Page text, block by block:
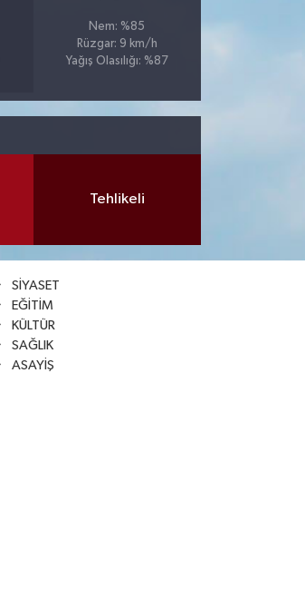
Nem: %85
Rüzgar: 9 km/h
Yağış Olasılığı: %87
Tehlikeli
SİYASET
EĞİTİM
KÜLTÜR
SAĞLIK
ASAYİŞ